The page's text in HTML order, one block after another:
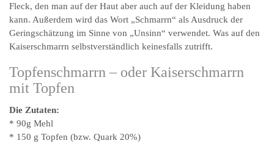
Fleck, den man auf der Haut aber auch auf der Kleidung haben
kann. Außerdem wird das Wort „Schmarrn“ als Ausdruck der
Geringschätzung im Sinne von „Unsinn“ verwendet. Was auf den
Kaiserschmarrn selbstverständlich keinesfalls zutrifft.
Topfenschmarrn – oder Kaiserschmarrn
mit Topfen
Die Zutaten:
* 90g Mehl
* 150 g Topfen (bzw. Quark 20%)